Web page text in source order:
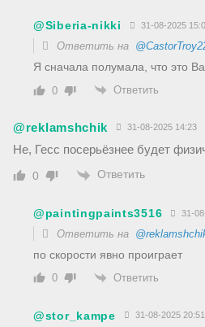
@Siberia-nikki 31-08-2025
Ответить на
Я сначала полумала, что это
0 Ответить
@reklamshchik 31-08-2025 14:23
Не, Гесс посерьёзнее будет
0 Ответить
@paintingpaints3516 31-
Ответить на
по скорости явно проиграет
0 Ответить
@stor_kampe 31-08-2025 20:51